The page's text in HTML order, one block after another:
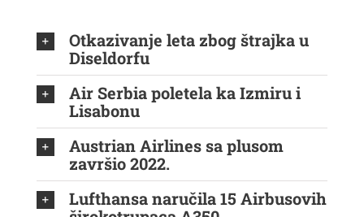
Otkazivanje leta zbog štrajka u
Diseldorfu
Air Serbia poletela ka Izmiru i
Lisabonu
Austrian Airlines sa plusom
završio 2022.
Lufthansa naručila 15 Airbusovih